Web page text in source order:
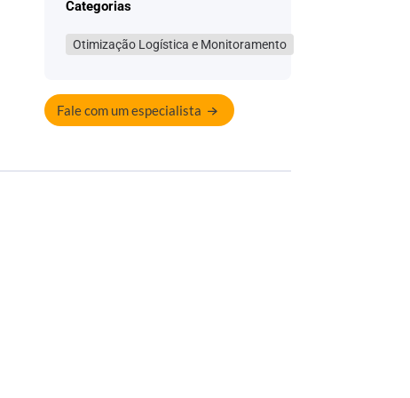
Categorias
Otimização Logística e Monitoramento
Fale com um especialista